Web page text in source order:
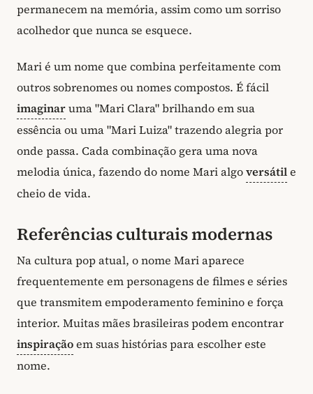
permanecem na memória, assim como um sorriso
acolhedor que nunca se esquece.
Mari é um nome que combina perfeitamente com
outros sobrenomes ou nomes compostos. É fácil
imaginaruma "Mari Clara" brilhando em sua
essência ou uma "Mari Luiza" trazendo alegria por
onde passa. Cada combinação gera uma nova
melodia única, fazendo do nome Mari algoversátile
cheio de vida.
Referências culturais modernas
Na cultura pop atual, o nome Mari aparece
frequentemente em personagens de filmes e séries
que transmitem empoderamento feminino e força
interior. Muitas mães brasileiras podem encontrar
inspiraçãoem suas histórias para escolher este
nome.